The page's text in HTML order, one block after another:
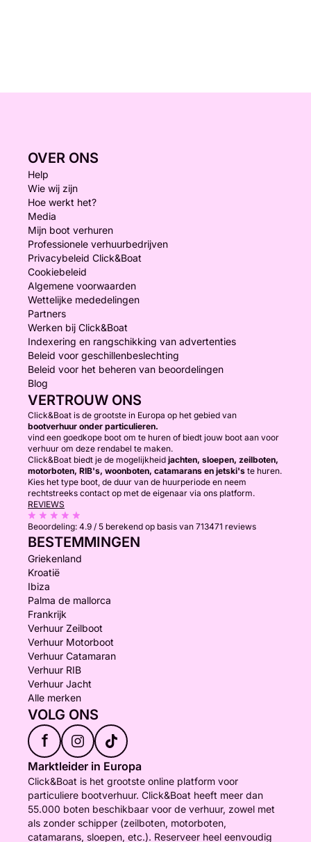
OVER ONS
Help
Wie wij zijn
Hoe werkt het?
Media
Mijn boot verhuren
Professionele verhuurbedrijven
Privacybeleid Click&Boat
Cookiebeleid
Algemene voorwaarden
Wettelijke mededelingen
Partners
Werken bij Click&Boat
Indexering en rangschikking van advertenties
Beleid voor geschillenbeslechting
Beleid voor het beheren van beoordelingen
Blog
VERTROUW ONS
Click&Boat is de grootste in Europa op het gebied van
bootverhuur onder particulieren.
vind een goedkope boot om te huren of biedt jouw boot aan voor
verhuur om deze rendabel te maken.
Click&Boat biedt je de mogelijkheid jachten, sloepen, zeilboten,
motorboten, RIB's, woonboten, catamarans en jetski's te huren.
Kies het type boot, de duur van de huurperiode en neem
rechtstreeks contact op met de eigenaar via ons platform.
REVIEWS
Beoordeling: 4.9 / 5 berekend op basis van 713471 reviews
BESTEMMINGEN
Griekenland
Kroatië
Ibiza
Palma de mallorca
Frankrijk
Verhuur Zeilboot
Verhuur Motorboot
Verhuur Catamaran
Verhuur RIB
Verhuur Jacht
Alle merken
VOLG ONS
f
Marktleider in Europa
Click&Boat is het grootste online platform voor
particuliere bootverhuur. Click&Boat heeft meer dan
55.000 boten beschikbaar voor de verhuur, zowel met
als zonder schipper (zeilboten, motorboten,
catamarans, sloepen, etc.). Reserveer heel eenvoudig